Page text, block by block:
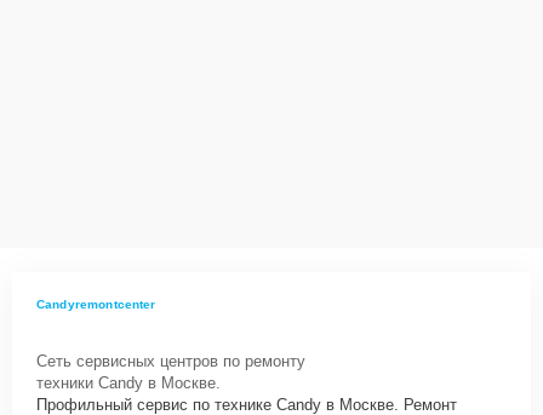
Candyremontcenter
Сеть сервисных центров по ремонту
техники Candy в Москве.
Профильный сервис по технике Candy в Москве. Ремонт